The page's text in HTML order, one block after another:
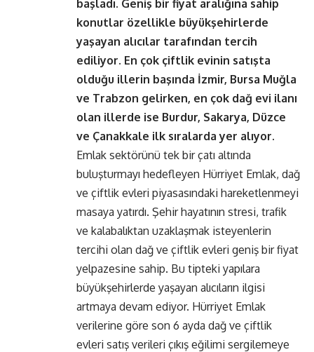
başladı. Geniş bir fiyat aralığına sahip
konutlar özellikle büyükşehirlerde
yaşayan alıcılar tarafından tercih
ediliyor. En çok çiftlik evinin satışta
olduğu illerin başında İzmir, Bursa Muğla
ve Trabzon gelirken, en çok dağ evi ilanı
olan illerde ise Burdur, Sakarya, Düzce
ve Çanakkale ilk sıralarda yer alıyor.
Emlak sektörünü tek bir çatı altında
buluşturmayı hedefleyen Hürriyet Emlak, dağ
ve çiftlik evleri piyasasındaki hareketlenmeyi
masaya yatırdı. Şehir hayatının stresi, trafik
ve kalabalıktan uzaklaşmak isteyenlerin
tercihi olan dağ ve çiftlik evleri geniş bir fiyat
yelpazesine sahip. Bu tipteki yapılara
büyükşehirlerde yaşayan alıcıların ilgisi
artmaya devam ediyor. Hürriyet Emlak
verilerine göre son 6 ayda dağ ve çiftlik
evleri satış verileri çıkış eğilimi sergilemeye